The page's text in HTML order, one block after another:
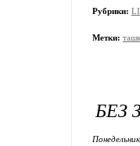
Рубрики:
Метки:
БЕЗ